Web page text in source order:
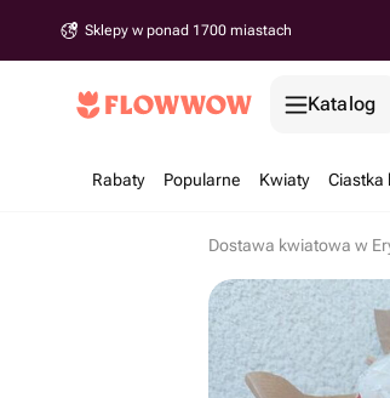
Sklepy w ponad 1700 miastach
Katalog
Rabaty Popularne Kwiaty Ciastka
Dostawa kwiatowa w